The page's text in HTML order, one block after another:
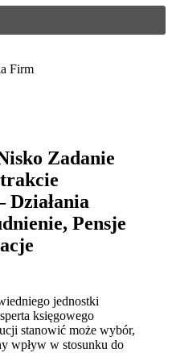
Firm
Zadanie
Działania
Pensje
jednostki
księgowego
stanowić może wybór,
wpływ w stosunku do